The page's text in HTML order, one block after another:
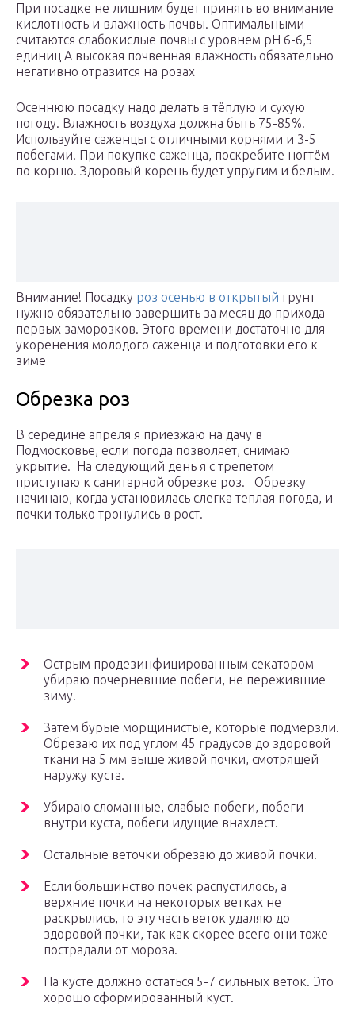
При посадке не лишним будет принять во внимание
кислотность и влажность почвы. Оптимальными
считаются слабокислые почвы с уровнем рН 6-6,5
единиц А высокая почвенная влажность обязательно
негативно отразится на розах
Осеннюю посадку надо делать в тёплую и сухую
погоду. Влажность воздуха должна быть 75-85%.
Используйте саженцы с отличными корнями и 3-5
побегами. При покупке саженца, поскребите ногтём
по корню. Здоровый корень будет упругим и белым.
Внимание! Посадку роз осенью в открытый грунт
нужно обязательно завершить за месяц до прихода
первых заморозков. Этого времени достаточно для
укоренения молодого саженца и подготовки его к
зиме
Обрезка роз
В середине апреля я приезжаю на дачу в
Подмосковье, если погода позволяет, снимаю
укрытие. На следующий день я с трепетом
приступаю к санитарной обрезке роз. Обрезку
начинаю, когда установилась слегка теплая погода, и
почки только тронулись в рост.
Острым продезинфицированным секатором
убираю почерневшие побеги, не пережившие
зиму.
Затем бурые морщинистые, которые подмерзли.
Обрезаю их под углом 45 градусов до здоровой
ткани на 5 мм выше живой почки, смотрящей
наружу куста.
Убираю сломанные, слабые побеги, побеги
внутри куста, побеги идущие внахлест.
Остальные веточки обрезаю до живой почки.
Если большинство почек распустилось, а
верхние почки на некоторых ветках не
раскрылись, то эту часть веток удаляю до
здоровой почки, так как скорее всего они тоже
пострадали от мороза.
На кусте должно остаться 5-7 сильных веток. Это
хорошо сформированный куст.